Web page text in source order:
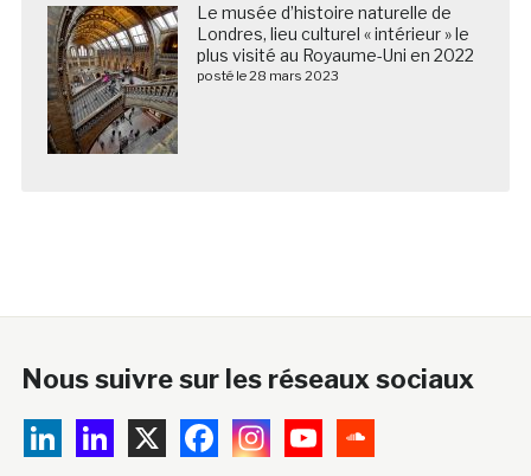
Le musée d’histoire naturelle de
Londres, lieu culturel « intérieur » le
plus visité au Royaume-Uni en 2022
posté le 28 mars 2023
Nous suivre sur les réseaux sociaux